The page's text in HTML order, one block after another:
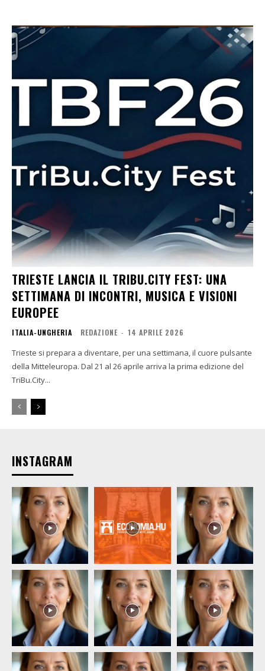
TRIESTE LANCIA IL TRIBU.CITY FEST: UNA
SETTIMANA DI INCONTRI, MUSICA E VISIONI
EUROPEE
ITALIA-UNGHERIA REDAZIONE - 14 APRILE 2026
Trieste si prepara a diventare, per una settimana, il cuore pulsante
della Mitteleuropa. Dal 21 al 26 aprile arriva la prima edizione del
TriBu.City...
INSTAGRAM